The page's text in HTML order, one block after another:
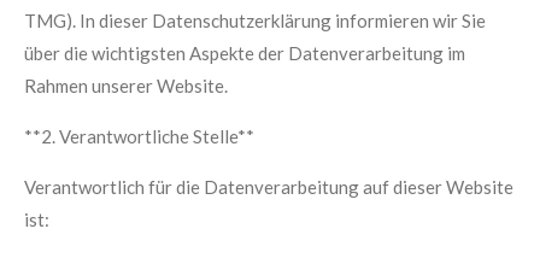
TMG). In dieser Datenschutzerklärung informieren wir Sie
über die wichtigsten Aspekte der Datenverarbeitung im
Rahmen unserer Website.
**2. Verantwortliche Stelle**
Verantwortlich für die Datenverarbeitung auf dieser Website
ist: